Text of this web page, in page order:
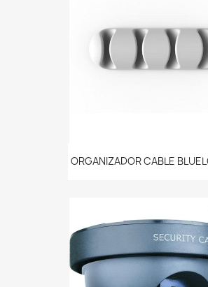
ORGANIZADOR CABLE